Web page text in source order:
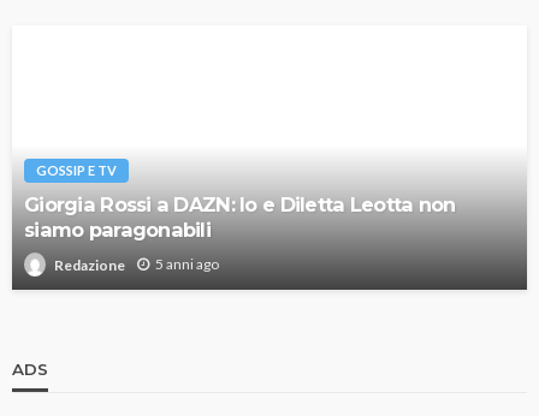
GOSSIP E TV
Giorgia Rossi a DAZN: Io e Diletta Leotta non
siamo paragonabili
Redazione 5 anni ago
ADS